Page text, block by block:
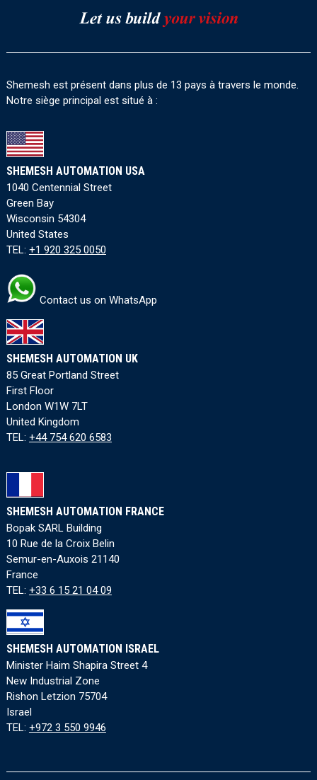
Shemesh est présent dans plus de 13 pays à travers le monde.
Notre siège principal est situé à :
SHEMESH AUTOMATION USA
1040 Centennial Street
Green Bay
Wisconsin 54304
United States
TEL: +1 920 325 0050
Contact us on WhatsApp
SHEMESH AUTOMATION UK
85 Great Portland Street
First Floor
London W1W 7LT
United Kingdom
TEL: +44 754 620 6583
SHEMESH AUTOMATION FRANCE
Bopak SARL Building
10 Rue de la Croix Belin
Semur-en-Auxois 21140
France
TEL: +33 6 15 21 04 09
SHEMESH AUTOMATION ISRAEL
Minister Haim Shapira Street 4
New Industrial Zone
Rishon Letzion 75704
Israel
TEL: +972 3 550 9946